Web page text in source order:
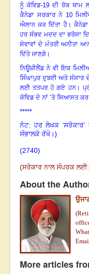
ਨੂੰ ਕੋਵਿਡ-19 ਦੀ ਰੋਕ ਥਾਮ
ਕੈਨੇਡਾ ਸਰਕਾਰ ਨੇ10
ਐਲਾਨ ਕਰ ਦਿੱਤਾ ਹੈ। ਕੈਨੇਡਾ
ਹਰ ਸੰਭਵ ਮਦਦ ਦਾ ਭਰੋਸਾ
ਸੇਵਾਵਾਂ ਦੇ ਮੰਤਰੀ ਅਨੀਤਾ
ਦਿੱਤੇ ਜਾਣਗੇ।
ਨਿਊਜ਼ੀਲੈਂਡ ਨੇ ਵੀ ਇਕ
ਸਿੰਘਾਪੁਰ ਦੁਬਈ ਅਤੇ ਸੰਸਾਰ
ਲਈ ਤਤਪਰ ਹੋ ਗਏ ਹਨ।
ਕੋਵਿਡ ਦੇ ਨਾਂ ’ਤੇ ਸਿਆਸਤ ਕਰ
*****
ਨੋਟ: ਹਰ ਲੇਖਕ
ਸੰਭਾਲਕੇ ਰੱਖੇ।)
(2740)
(ਸਰੋਕਾਰ ਨਾਲ ਸੰਪਰਕ ਲਈ:
About the
More articles